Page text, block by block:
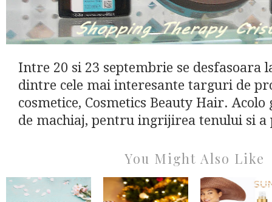
Intre 20 si 23 septembrie se desfasoara
dintre cele mai interesante targuri de
cosmetice, Cosmetics Beauty Hair.
de machiaj, pentru ingrijirea tenului si a
You Might Also Like